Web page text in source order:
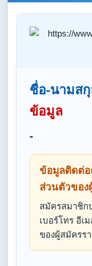
ชื่อ-นามส
ข้อมูล
-
ข้อมูลติดต่อ
ส่วนตัวของ
สมัครสมาชิก
เบอร์โทร อีเ
ของผู้สมัครร